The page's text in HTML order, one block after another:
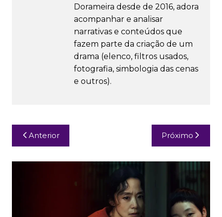
Dorameira desde de 2016, adora
acompanhar e analisar
narrativas e conteúdos que
fazem parte da criação de um
drama (elenco, filtros usados,
fotografia, simbologia das cenas
e outros).
Navegação
de
Post
Anterior Próximo